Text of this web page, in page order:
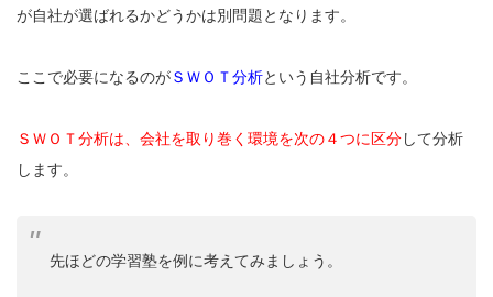
が自社が選ばれるかどうかは別問題となります。
ここで必要になるのがＳＷＯＴ分析という自社分析です。
ＳＷＯＴ分析は、会社を取り巻く環境を次の４つに区分して分析
します。
先ほどの学習塾を例に考えてみましょう。